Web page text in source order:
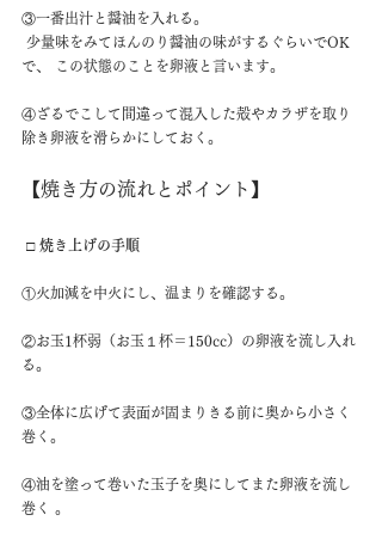
③一番出汁と醤油を入れる。
で、 この状態のことを卵液と言います。
④ざるでこして間違って混入した殻やカラザを取り
除き卵液を滑らかにしておく。
【焼き方の流れとポイント】
□ 焼き上げの手順
①火加減を中火にし、温まりを確認する。
②お玉1杯弱（お玉１杯＝150cc）の卵液を流し入れ
る。
③全体に広げて表面が固まりきる前に奥から小さく
巻く。
④油を塗って巻いた玉子を奥にしてまた卵液を流し
巻く 。